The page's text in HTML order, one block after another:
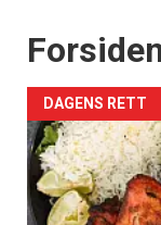
DAGENS RETT